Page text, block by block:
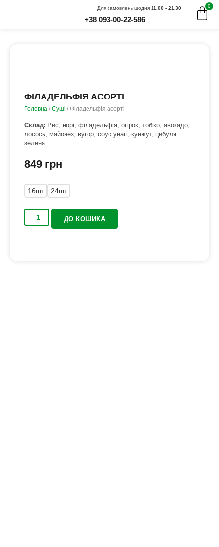
Для замовлень щодня 11.00 - 21.30
+38 093-00-22-586
0
ФІЛАДЕЛЬФІЯ АСОРТІ
Головна /Суші / Філадельфія асорті
Склад: Рис, норі, філадельфія, огірок, тобіко, авокадо,
лосось, майонез, вугор, соус унагі, кунжут, цибуля
зелена
849 грн
16шт 24шт
ДО КОШИКА